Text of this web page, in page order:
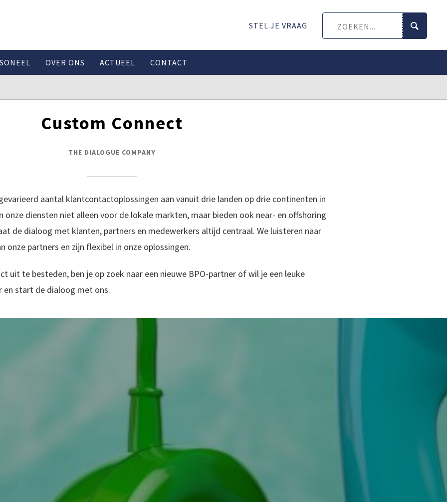
STEL JE VRAAG
OVER ONS ACTUEEL CONTACT
Custom Connect
THE DIALOGUE COMPANY
aantal klantcontactoplossingen aan vanuit drie landen op drie continenten in
onze diensten niet alleen voor de lokale markten, maar bieden ook near- en offshoring
de dialoog met klanten, partners en medewerkers altijd centraal. We luisteren naar
onze partners en zijn flexibel in onze oplossingen.
uit te besteden, ben je op zoek naar een nieuwe BPO-partner of wil je een leuke
en start de dialoog met ons.